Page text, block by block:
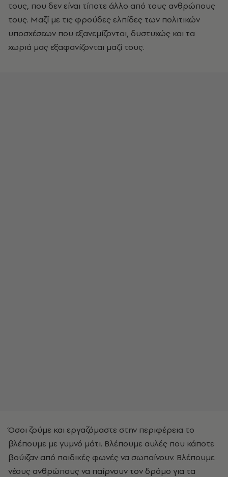
τους, που δεν είναι τίποτε άλλο από τους ανθρώπους
τους. Μαζί με τις φρούδες ελπίδες των πολιτικών
υποσχέσεων που εξανεμίζονται, δυστυχώς και τα
χωριά μας εξαφανίζονται μαζί τους.
Όσοι ζούμε και εργαζόμαστε στην περιφέρεια το
βλέπουμε με γυμνό μάτι. Βλέπουμε αυλές που κάποτε
βούιζαν από παιδικές φωνές να σωπαίνουν. Βλέπουμε
νέους ανθρώπους να παίρνουν τον δρόμο για τα